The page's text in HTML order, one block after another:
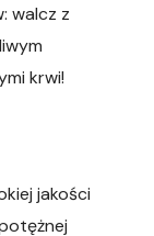
walcz z
krwi!
jakości